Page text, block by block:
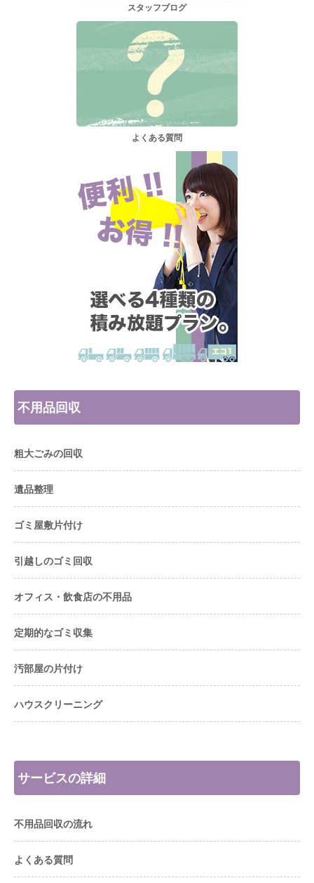
スタッフブログ
よくある質問
不用品回収
粗大ごみの回収
遺品整理
ゴミ屋敷片付け
引越しのゴミ回収
オフィス・飲食店の不用品
定期的なゴミ収集
汚部屋の片付け
ハウスクリーニング
サービスの詳細
不用品回収の流れ
よくある質問